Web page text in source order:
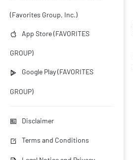
(Favorites Group, Inc.)
App Store (FAVORITES
GROUP)
Google Play (FAVORITES
GROUP)
Disclaimer
Terms and Conditions